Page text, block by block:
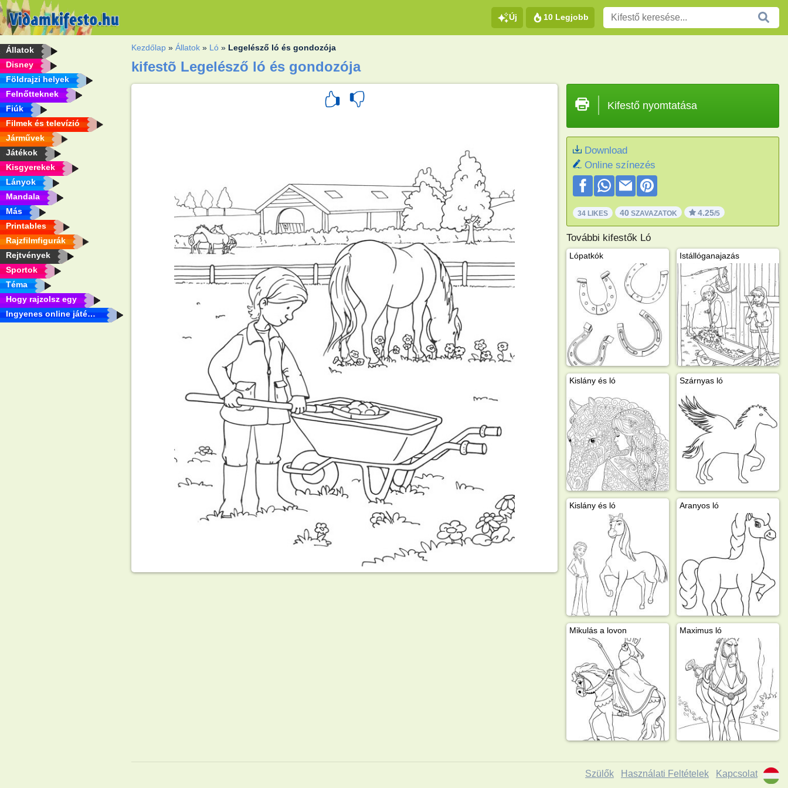
Új 10 Legjobb
Állatok
Disney
Földrajzi helyek
Felnőtteknek
Fiúk
Filmek és televízió
Járművek
Játékok
Kisgyerekek
Lányok
Mandala
Más
Printables
Rajzfilmfigurák
Rejtvények
Sportok
Téma
Hogy rajzolsz egy
Ingyenes online játékok
Kezdőlap »Állatok » Ló » Legelésző ló és gondozója
kifestõ Legelésző ló és gondozója
Kifestő nyomtatása
Download
Online színezés
34 LIKES 40 SZAVAZATOK 4.25/5
További kifestők Ló
Lópatkók Istállóganajazás
Kislány és ló Szárnyas ló
Kislány és ló Aranyos ló
Mikulás a lovon Maximus ló
Szülők Használati Feltételek Kapcsolat